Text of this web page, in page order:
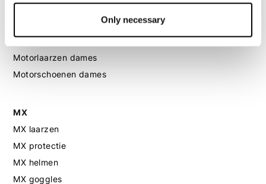
Only necessary
Motorhandschoenen dames
Motorlaarzen dames
Motorschoenen dames
MX
MX laarzen
MX protectie
MX helmen
MX goggles